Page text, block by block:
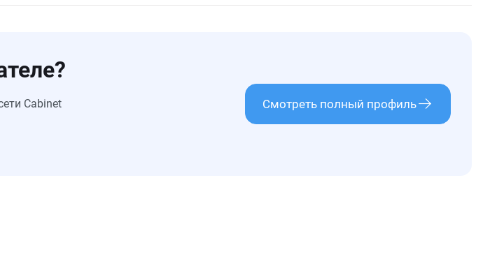
Cabinet Смотреть полный профиль